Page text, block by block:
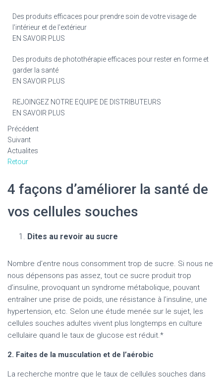
Des produits efficaces pour prendre soin de votre visage de
l'intérieur et de l'extérieur
EN SAVOIR PLUS
Des produits de photothérapie efficaces pour rester en forme et
garder la santé
EN SAVOIR PLUS
REJOINGEZ NOTRE EQUIPE DE DISTRIBUTEURS
EN SAVOIR PLUS
Précédent
Suivant
Actualites
Retour
4 façons d’améliorer la santé de
vos cellules souches
Dites au revoir au sucre
Nombre d’entre nous consomment trop de sucre. Si nous ne
nous dépensons pas assez, tout ce sucre produit trop
d’insuline, provoquant un syndrome métabolique, pouvant
entraîner une prise de poids, une résistance à l’insuline, une
hypertension, etc. Selon une étude menée sur le sujet, les
cellules souches adultes vivent plus longtemps en culture
cellulaire quand le taux de glucose est réduit.*
2. Faites de la musculation et de l’aérobic
La recherche montre que le taux de cellules souches dans